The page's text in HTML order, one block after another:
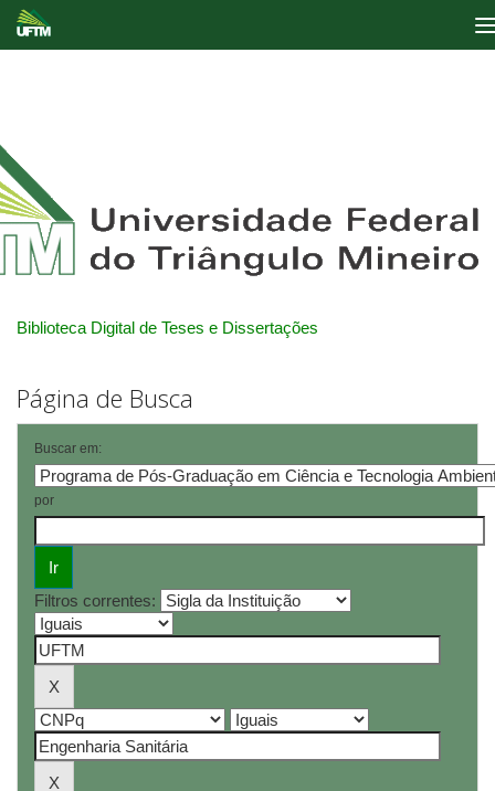
Biblioteca Digital de Teses e Dissertações
Página de Busca
Buscar em:
por
Filtros correntes: